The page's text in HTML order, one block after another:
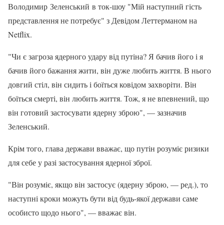
Володимир Зеленський в ток-шоу "Мій наступний гість
представлення не потребує" з Девідом Леттерманом на
Netflix.
"Чи є загроза ядерного удару від путіна? Я бачив його і я
бачив його бажання жити, він дуже любить життя. В нього
довгий стіл, він сидить і боїться ковідом захворіти. Він
боїться смерті, він любить життя. Тож, я не впевнений, що
він готовий застосувати ядерну зброю", — зазначив
Зеленський.
Крім того, глава держави вважає, що путін розуміє ризики
для себе у разі застосування ядерної зброї.
"Він розуміє, якщо він застосує (ядерну зброю, — ред.), то
наступні кроки можуть бути від будь-якої держави саме
особисто щодо нього", — вважає він.